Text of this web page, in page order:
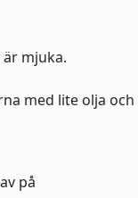
mjuka.
med lite olja och
på